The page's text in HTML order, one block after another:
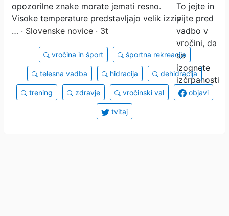
opozorilne znake morate jemati resno.
Visoke temperature predstavljajo velik izziv
… · Slovenske novice · 3t
vročina in šport športna rekreacija
telesna vadba hidracija dehidracija
trening zdravje vročinski val objavi
tvitaj